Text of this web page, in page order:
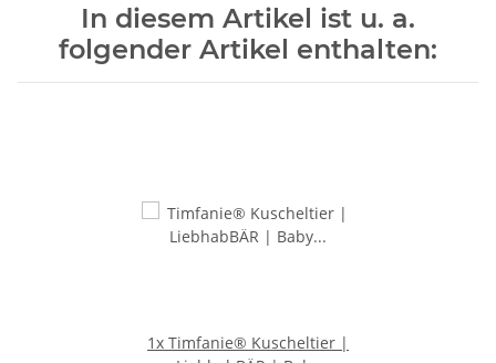
In diesem Artikel ist u. a.
folgender Artikel enthalten:
1x Timfanie® Kuscheltier |